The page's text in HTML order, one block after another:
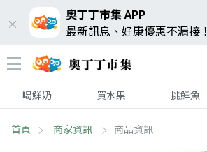
奧丁丁市集 APP
最新訊息、好康優惠不漏接！
喝鮮奶 買水果 挑鮮魚
首頁 商家資訊 商品資訊